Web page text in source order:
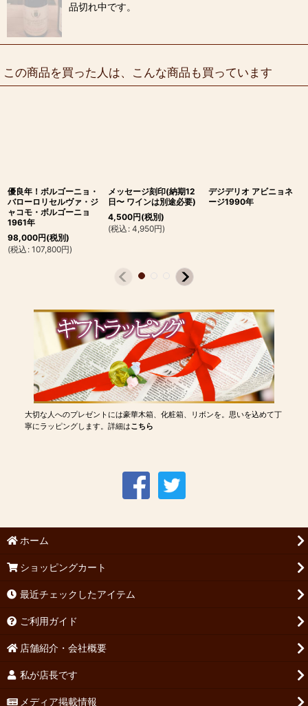
品切れ中です。
この商品を買った人は、こんな商品も買っています
優良年！ボルゴーニョ・
バローロリセルヴァ・ジ
ャコモ・ボルゴーニョ
1961年
98,000円(税別)
(税込 : 107,800円)
メッセージ刻印(納期12
日〜 ワインは別途必要)
4,500円(税別)
(税込 : 4,950円)
デジデリオ アビニョネ
ージ1990年
大切な人へのプレゼントには豪華木箱、化粧箱、リボンを。思いを込めて丁
寧にラッピングします。詳細はこちら
ホーム
ショッピングカート
最近チェックしたアイテム
ご利用ガイド
店舗紹介・会社概要
私が店長です
メディア掲載情報